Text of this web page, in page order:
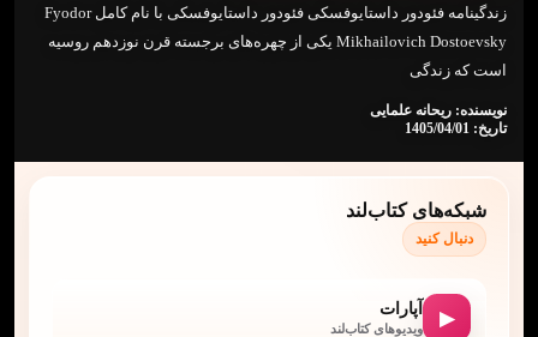
زندگینامه فئودور داستایوفسکی فئودور داستایوفسکی با نام کامل Fyodor
Mikhailovich Dostoevsky یکی از چهره‌های برجسته قرن نوزدهم روسیه
است که زندگی
نویسنده: ریحانه علمایی
تاریخ: 1405/04/01
شبکه‌های کتاب‌لند
دنبال کنید
▶ آپارات
ویدیوهای کتاب‌لند